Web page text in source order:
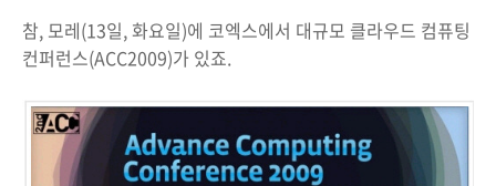
참, 모레(13일, 화요일)에 코엑스에서 대규모 클라우드 컴퓨팅
컨퍼런스(ACC2009)가 있죠.